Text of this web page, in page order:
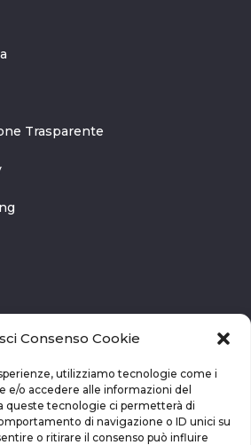
Consenso Cookie
utilizziamo tecnologie come i
e/o accedere alle informazioni del
queste tecnologie ci permetterà di
di navigazione o ID unici su
o ritirare il consenso può influire
Trasparente